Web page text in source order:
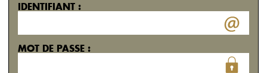
IDENTIFIANT :
MOT DE PASSE :